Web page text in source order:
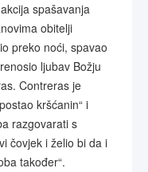
spašavanja
obitelji
preko noći, spavao
ljubav Božju
Contreras je
kršćanin“ i
razgovarati s
čovjek i želio bi da i
također“.